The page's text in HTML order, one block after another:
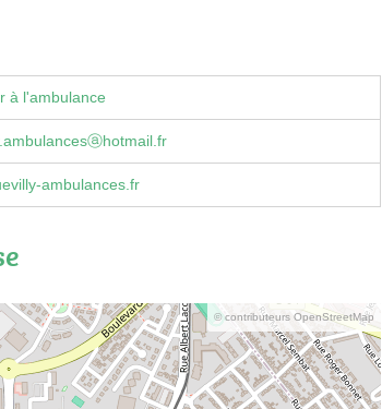
à l'ambulance
ambulances.fr
© contributeurs OpenStreetMap